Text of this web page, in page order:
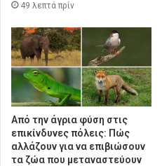
49 λεπτά πρίν
Από την άγρια φύση στις
επικίνδυνες πόλεις: Πώς
αλλάζουν για να επιβιώσουν
τα ζώα που μεταναστεύουν